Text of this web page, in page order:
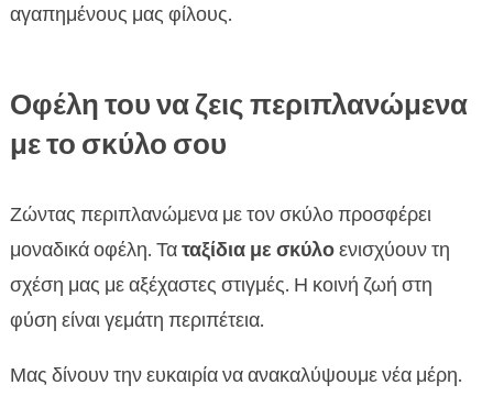
αγαπημένους μας φίλους.
Οφέλη του να ζεις περιπλανώμενα
με το σκύλο σου
Ζώντας περιπλανώμενα με τον σκύλο προσφέρει
μοναδικά οφέλη. Ταταξίδια με σκύλοενισχύουν τη
σχέση μας με αξέχαστες στιγμές. Η κοινή ζωή στη
φύση είναι γεμάτη περιπέτεια.
Μας δίνουν την ευκαιρία να ανακαλύψουμε νέα μέρη.